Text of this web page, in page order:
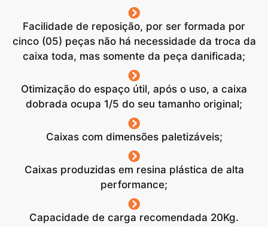
Facilidade de reposição, por ser formada por
cinco (05) peças não há necessidade da troca da
caixa toda, mas somente da peça danificada;
Otimização do espaço útil, após o uso, a caixa
dobrada ocupa 1/5 do seu tamanho original;
Caixas com dimensões paletizáveis;
Caixas produzidas em resina plástica de alta
performance;
Capacidade de carga recomendada 20Kg.